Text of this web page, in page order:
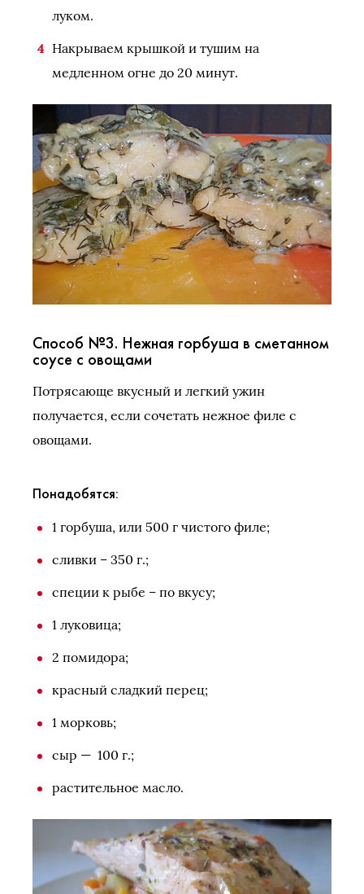
луком.
Накрываем крышкой и тушим на
медленном огне до 20 минут.
Способ №3. Нежная горбуша в сметанном
соусе с овощами
Потрясающе вкусный и легкий ужин
получается, если сочетать нежное филе с
овощами.
Понадобятся:
1 горбуша, или 500 г чистого филе;
сливки – 350 г.;
специи к рыбе – по вкусу;
1 луковица;
2 помидора;
красный сладкий перец;
1 морковь;
сыр — 100 г.;
растительное масло.